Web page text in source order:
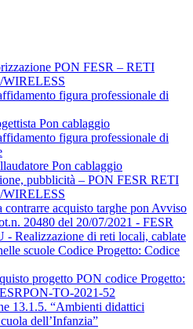
PON FESR – RETI
figura professionale di
Pon cablaggio
figura professionale di
Pon cablaggio
pubblicità – PON FESR RETI
contrarre acquisto targhe pon Avviso
20480 del 20/07/2021 - FESR
Realizzazione di reti locali, cablate
scuole Codice Progetto: Codice
progetto PON codice Progetto:
TO-2021-52
13.1.5. “Ambienti didattici
dell’Infanzia”